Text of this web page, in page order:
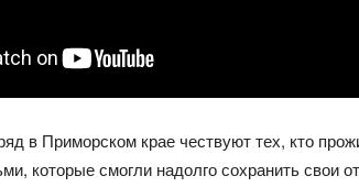
в Приморском крае чествуют тех, кто
которые смогли надолго сохранить свои